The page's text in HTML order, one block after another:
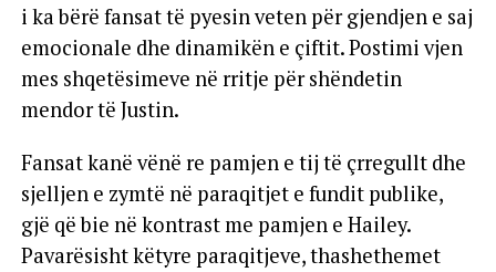
i ka bërë fansat të pyesin veten për gjendjen e saj
emocionale dhe dinamikën e çiftit. Postimi vjen
mes shqetësimeve në rritje për shëndetin
mendor të Justin.
Fansat kanë vënë re pamjen e tij të çrregullt dhe
sjelljen e zymtë në paraqitjet e fundit publike,
gjë që bie në kontrast me pamjen e Hailey.
Pavarësisht këtyre paraqitjeve, thashethemet